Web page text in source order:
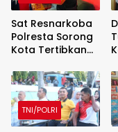
Sat Resnarkoba
Polresta Sorong
Kota Tertibkan
Lokal, 29 Liter
Cap Tikus
Diamankan
TNI/POLRI